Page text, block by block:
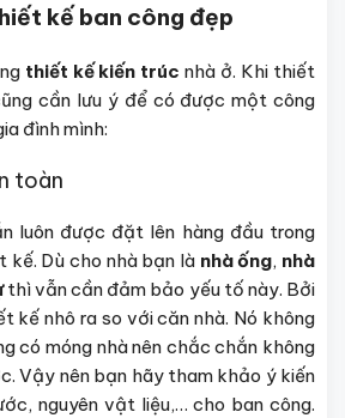
kế ban công đẹp
thiết kế kiến trúc nhà ở. Khi thiết
cần lưu ý để có được một công
đình mình:
toàn
luôn được đặt lên hàng đầu trong
Dù cho nhà bạn là nhà ống, nhà
thì vẫn cần đảm bảo yếu tố này. Bởi
kế nhô ra so với căn nhà. Nó không
có móng nhà nên chắc chắn không
Vậy nên bạn hãy tham khảo ý kiến
nguyên vật liệu,… cho ban công.